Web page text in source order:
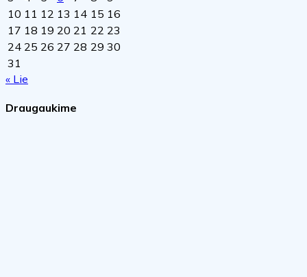
10 11 12 13 14 15 16
17 18 19 20 21 22 23
24 25 26 27 28 29 30
31
« Lie
Draugaukime